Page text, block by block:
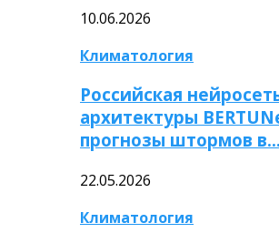
10.06.2026
Климатология
Российская
архитектуры
прогнозы штормов в…
22.05.2026
Климатология